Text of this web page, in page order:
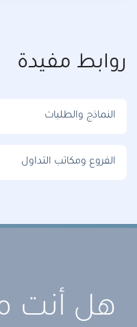
روابط مفيدة
النماذج والطلبات
الفروع ومكاتب التداول
هل أنت